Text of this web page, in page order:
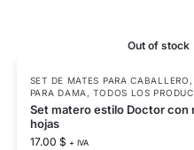
Out of stock
SET DE MATES PARA CABALLERO
PARA DAMA ,TODOS LOS
Set matero estilo Doctor con
hojas
17.00 $ + IVA